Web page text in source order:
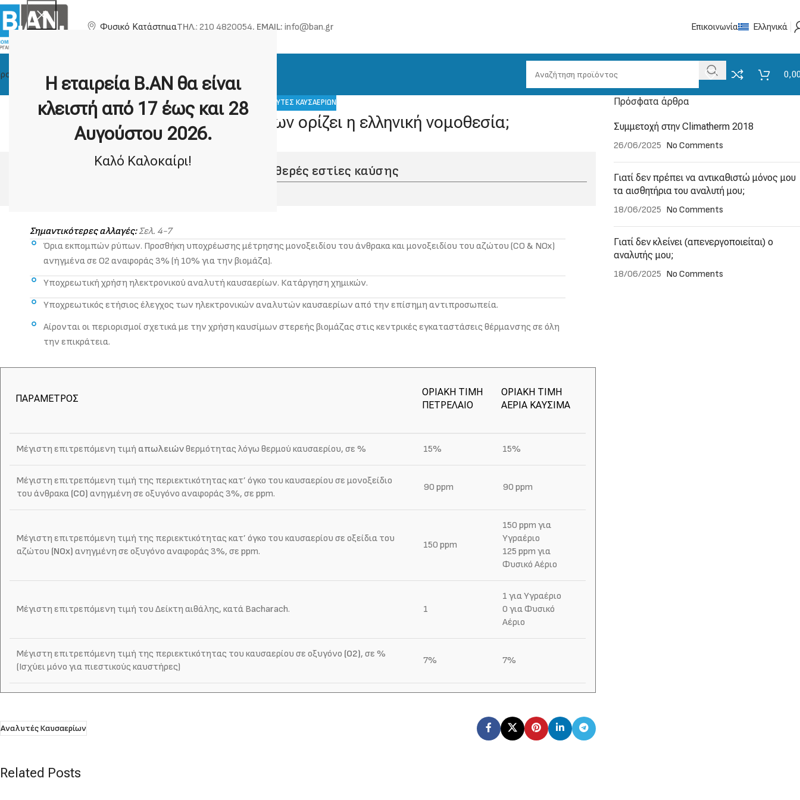
Η εταιρεία Β.ΑΝ θα είναι
κλειστή από 17 έως και 28
Αυγούστου 2026.
Καλό Καλοκαίρι!
Φυσικό ΚατάστημαΤΗΛ.: 210 4820054, EMAIL: info@ban.gr Επικοινωνία Ελληνικά
Η Εταιρία Τεχνική Υποστήριξη Κατασκευαστές
ΑΝΑΛΥΤΈΣ ΚΑΥΣΑΕΡΊΩΝ
Ποια όρια εκπομπών ρύπων ορίζει η ελληνική νομοθεσία;
Η υπουργική απόφαση 189533 για τις σταθερές εστίες καύσης
Σημαντικότερες αλλαγές:Σελ. 4-7
Όρια εκπομπών ρύπων. Προσθήκη υποχρέωσης μέτρησης μονοξειδίου του άνθρακα και μονοξειδίου του αζώτου (CO & NOx)
ανηγμένα σε Ο2 αναφοράς 3% (ή 10% για την βιομάζα).
Υποχρεωτική χρήση ηλεκτρονικού αναλυτή καυσαερίων. Κατάργηση χημικών.
Υποχρεωτικός ετήσιος έλεγχος των ηλεκτρονικών αναλυτών καυσαερίων από την επίσημη αντιπροσωπεία.
Αίρονται οι περιορισμοί σχετικά με την χρήση καυσίμων στερεής βιομάζας στις κεντρικές εγκαταστάσεις θέρμανσης σε όλη
την επικράτεια.
ΠΑΡΑΜΕΤΡΟΣ
ΟΡΙΑΚΗ ΤΙΜΗ
ΠΕΤΡΕΛΑΙΟ
ΟΡΙΑΚΗ ΤΙΜΗ
ΑΕΡΙΑ ΚΑΥΣΙΜΑ
Μέγιστη επιτρεπόμενη τιμή απωλειώνθερμότητας λόγω θερμού καυσαερίου, σε % 15% 15%
Μέγιστη επιτρεπόμενη τιμή της περιεκτικότητας κατ’ όγκο του καυσαερίου σε μονοξείδιο
του άνθρακα (CO) ανηγμένη σε οξυγόνο αναφοράς 3%, σε ppm.
90 ppm 90 ppm
Μέγιστη επιτρεπόμενη τιμή της περιεκτικότητας κατ’ όγκο του καυσαερίου σε οξείδια του
αζώτου (NOx) ανηγμένη σε οξυγόνο αναφοράς 3%, σε ppm.
150 ppm
150 ppm για
Υγραέριο
125 ppm για
Φυσικό Αέριο
Μέγιστη επιτρεπόμενη τιμή του Δείκτη αιθάλης, κατά Bacharach. 1
1 για Υγραέριο
0 για Φυσικό
Αέριο
Μέγιστη επιτρεπόμενη τιμή της περιεκτικότητας του καυσαερίου σε οξυγόνο (O2), σε %
(Ισχύει μόνο για πιεστικούς καυστήρες)
7% 7%
Αναλυτές Καυσαερίων
Related Posts
Πρόσφατα άρθρα
Συμμετοχή στην Climatherm 2018
26/06/2025 No Comments
Γιατί δεν πρέπει να αντικαθιστώ μόνος μου
τα αισθητήρια του αναλυτή μου;
18/06/2025 No Comments
Γιατί δεν κλείνει (απενεργοποιείται) ο
αναλυτής μου;
18/06/2025 No Comments